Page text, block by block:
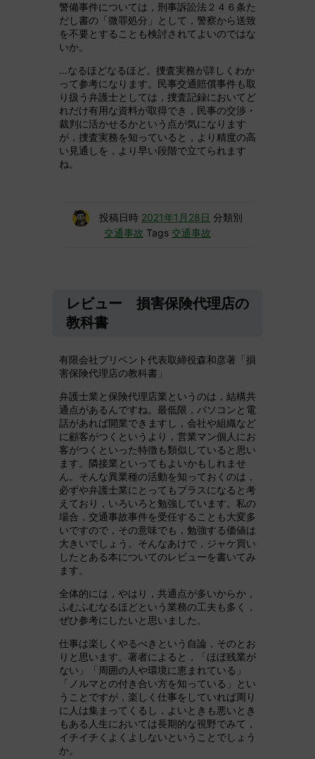
警備事件については，刑事訴訟法２４６条た
だし書の「微罪処分」として，警察から送致
を不要とすることも検討されてよいのではな
いか。
…なるほどなるほど。捜査実務が詳しくわか
って参考になります。民事交通賠償事件も取
り扱う弁護士としては，捜査記録においてど
れだけ有用な資料が取得でき，民事の交渉・
裁判に活かせるかという点が気になります
が，捜査実務を知っていると，より精度の高
い見通しを，より早い段階で立てられます
ね。
投稿日時 2021年1月28日 分類別
交通事故 Tags 交通事故
レビュー 損害保険代理店の
教科書
有限会社プリベント代表取締役森和彦著「損
害保険代理店の教科書」
弁護士業と保険代理店業というのは，結構共
通点があるんですね。最低限，パソコンと電
話があれば開業できますし，会社や組織など
に顧客がつくというより，営業マン個人にお
客がつくといった特徴も類似していると思い
ます。隣接業といってもよいかもしれませ
ん。そんな異業種の活動を知っておくのは，
必ずや弁護士業にとってもプラスになると考
えており，いろいろと勉強しています。私の
場合，交通事故事件を受任することも大変多
いですので，その意味でも，勉強する価値は
大きいでしょう。そんなあけで，ジャケ買い
したとある本についてのレビューを書いてみ
ます。
全体的には，やはり，共通点が多いからか，
ふむふむなるほどという業務の工夫も多く，
ぜひ参考にしたいと思いました。
仕事は楽しくやるべきという自論，そのとお
りと思います。著者によると，「ほぼ残業が
ない」「周囲の人や環境に恵まれている」
「ノルマとの付き合い方を知っている」とい
うことですが，楽しく仕事をしていれば周り
に人は集まってくるし，よいときも悪いとき
もある人生においては長期的な視野でみて，
イチイチくよくよしないということでしょう
か。